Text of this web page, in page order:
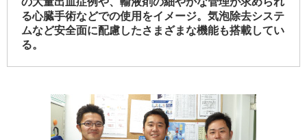
る心臓手術などでの使用をイメージ。気泡除去システ
ムなど安全面に配慮したさまざまな機能も搭載してい
る。